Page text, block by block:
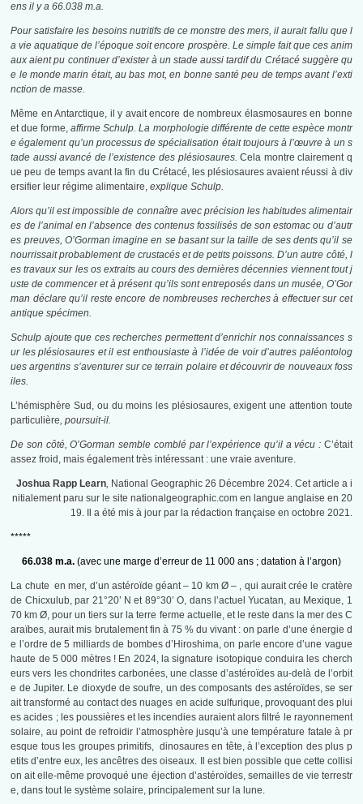
ens il y a 66.038 m.a.
Pour satisfaire les besoins nutritifs de ce monstre des mers, il aurait fallu que l
a vie aquatique de l’époque soit encore prospère. Le simple fait que ces anim
aux aient pu continuer d’exister à un stade aussi tardif du Crétacé suggère qu
e le monde marin était, au bas mot, en bonne santé peu de temps avant l’exti
nction de masse.
Même en Antarctique, il y avait encore de nombreux élasmosaures en bonne
et due forme, affirme Schulp. La morphologie différente de cette espèce montr
e également qu’un processus de spécialisation était toujours à l’œuvre à un s
tade aussi avancé de l’existence des plésiosaures.Cela montre clairement q
ue peu de temps avant la fin du Crétacé, les plésiosaures avaient réussi à div
ersifier leur régime alimentaire, explique Schulp.
Alors qu’il est impossible de connaître avec précision les habitudes alimentair
es de l’animal en l’absence des contenus fossilisés de son estomac ou d’autr
es preuves, O’Gorman imagine en se basant sur la taille de ses dents qu’il se
nourrissait probablement de crustacés et de petits poissons. D’un autre côté, l
es travaux sur les os extraits au cours des dernières décennies viennent tout j
uste de commencer et à présent qu’ils sont entreposés dans un musée, O’Gor
man déclare qu’il reste encore de nombreuses recherches à effectuer sur cet
antique spécimen.
Schulp ajoute que ces recherches permettent d’enrichir nos connaissances s
ur les plésiosaures et il est enthousiaste à l’idée de voir d’autres paléontolog
ues argentins s’aventurer sur ce terrain polaire et découvrir de nouveaux foss
iles.
L’hémisphère Sud, ou du moins les plésiosaures, exigent une attention toute
particulière, poursuit-il.
De son côté, O’Gorman semble comblé par l’expérience qu’il a vécu : C’était
assez froid, mais également très intéressant : une vraie aventure.
Joshua Rapp Learn, National Geographic 26 Décembre 2024. Cet article a i
nitialement paru sur le site nationalgeographic.com en langue anglaise en 20
19. Il a été mis à jour par la rédaction française en octobre 2021.
*****
66.038 m.a. (avec une marge d’erreur de 11 000 ans ; datation à l’argon)
La chute en mer, d’un astéroïde géant – 10 km Ø – , qui aurait crée le cratère
de Chicxulub, par 21°20’ N et 89°30’ O, dans l’actuel Yucatan, au Mexique, 1
70 km Ø, pour un tiers sur la terre ferme actuelle, et le reste dans la mer des C
araïbes, aurait mis brutalement fin à 75 % du vivant : on parle d’une énergie d
e l’ordre de 5 milliards de bombes d’Hiroshima, on parle encore d’une vague
haute de 5 000 mètres ! En 2024, la signature isotopique conduira les cherch
eurs vers les chondrites carbonées, une classe d’astéroïdes au-delà de l’orbit
e de Jupiter. Le dioxyde de soufre, un des composants des astéroïdes, se ser
ait transformé au contact des nuages en acide sulfurique, provoquant des plui
es acides ; les poussières et les incendies auraient alors filtré le rayonnement
solaire, au point de refroidir l’atmosphère jusqu’à une température fatale à pr
esque tous les groupes primitifs, dinosaures en tête, à l’exception des plus p
etits d’entre eux, les ancêtres des oiseaux. Il est bien possible que cette collisi
on ait elle-même provoqué une éjection d’astéroïdes, semailles de vie terrestr
e, dans tout le système solaire, principalement sur la lune.